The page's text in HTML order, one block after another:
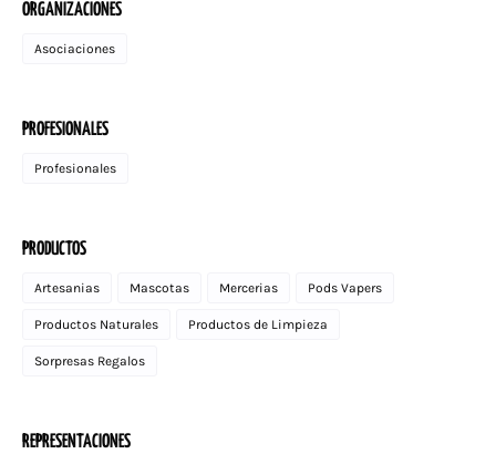
ORGANIZACIONES
Asociaciones
PROFESIONALES
Profesionales
PRODUCTOS
Artesanias Mascotas Mercerias Pods Vapers
Productos Naturales Productos de Limpieza
Sorpresas Regalos
REPRESENTACIONES